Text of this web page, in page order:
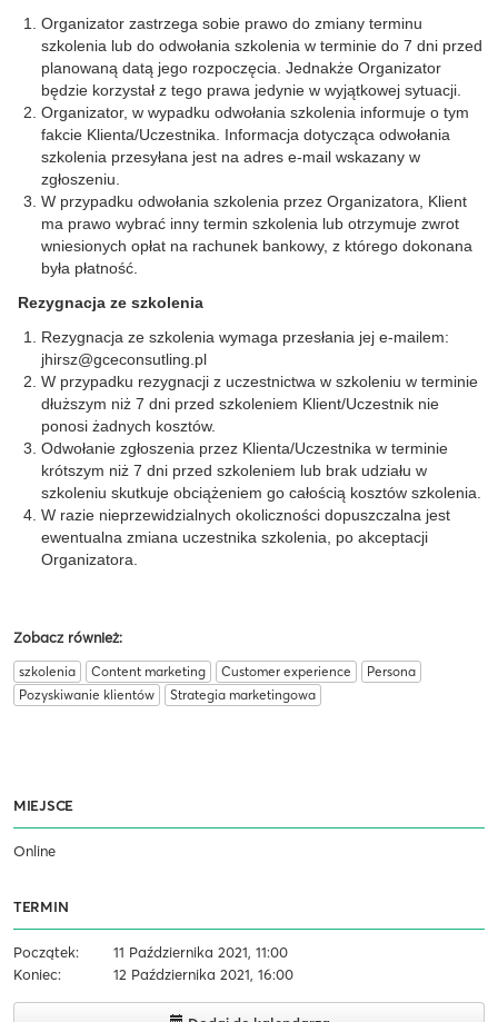
Organizator zastrzega sobie prawo do zmiany terminu
szkolenia lub do odwołania szkolenia w terminie do 7 dni przed
planowaną datą jego rozpoczęcia. Jednakże Organizator
będzie korzystał z tego prawa jedynie w wyjątkowej sytuacji.
Organizator, w wypadku odwołania szkolenia informuje o tym
fakcie Klienta/Uczestnika. Informacja dotycząca odwołania
szkolenia przesyłana jest na adres e-mail wskazany w
zgłoszeniu.
W przypadku odwołania szkolenia przez Organizatora, Klient
ma prawo wybrać inny termin szkolenia lub otrzymuje zwrot
wniesionych opłat na rachunek bankowy, z którego dokonana
była płatność.
Rezygnacja ze szkolenia
Rezygnacja ze szkolenia wymaga przesłania jej e-mailem:
jhirsz@gceconsutling.pl
W przypadku rezygnacji z uczestnictwa w szkoleniu w terminie
dłuższym niż 7 dni przed szkoleniem Klient/Uczestnik nie
ponosi żadnych kosztów.
Odwołanie zgłoszenia przez Klienta/Uczestnika w terminie
krótszym niż 7 dni przed szkoleniem lub brak udziału w
szkoleniu skutkuje obciążeniem go całością kosztów szkolenia.
W razie nieprzewidzialnych okoliczności dopuszczalna jest
ewentualna zmiana uczestnika szkolenia, po akceptacji
Organizatora.
Zobacz również:
szkolenia Content marketing Customer experience
Persona
Pozyskiwanie klientów
Strategia marketingowa
MIEJSCE
Online
TERMIN
Początek:
11 Października 2021, 11:00
Koniec:
12 Października 2021, 16:00